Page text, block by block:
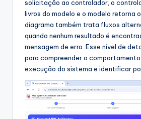
solicitação ao controlador, o
livros do modelo e o modelo retorna
diagrama também trata fluxos
quando nenhum resultado é
mensagem de erro. Esse nível de
para compreender o
execução do sistema e identificar